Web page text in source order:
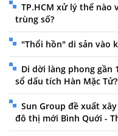
TP.HCM xử lý thế nào
trùng số?
"Thổi hồn" di sản vào
Di dời làng phong gần
sổ dấu tích Hàn Mặc Tử?
Sun Group đề xuất
đô thị mới Bình Quới -